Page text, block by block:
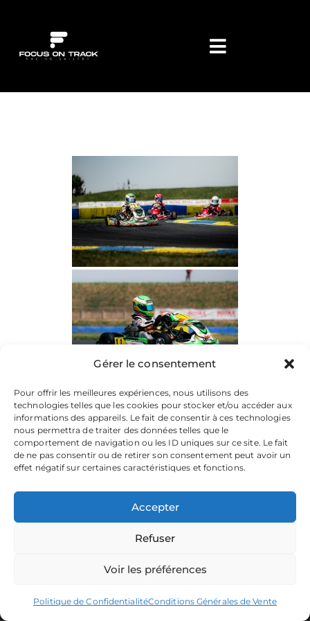
Gérer le consentement
Pour offrir les meilleures expériences, nous utilisons des
technologies telles que les cookies pour stocker et/ou accéder aux
informations des appareils. Le fait de consentir à ces technologies
nous permettra de traiter des données telles que le
comportement de navigation ou les ID uniques sur ce site. Le fait
de ne pas consentir ou de retirer son consentement peut avoir un
effet négatif sur certaines caractéristiques et fonctions.
Accepter
Refuser
Voir les préférences
Politique de ConfidentialitéConditions Générales de Vente
votre passion.
Producted byTWENTY-ONE CREATION